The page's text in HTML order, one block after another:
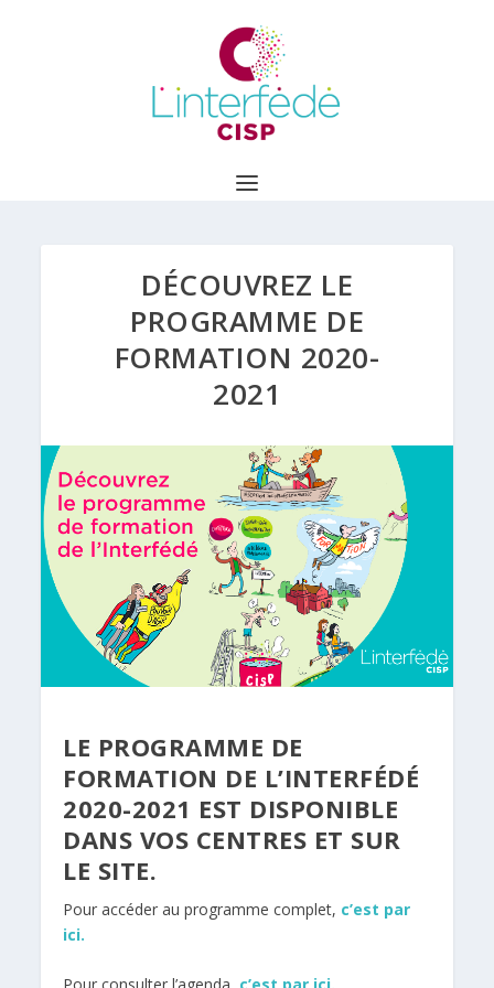
DÉCOUVREZ LE
PROGRAMME DE
FORMATION 2020-
2021
LE PROGRAMME DE
FORMATION DE L’INTERFÉDÉ
2020-2021 EST DISPONIBLE
DANS VOS CENTRES ET SUR
LE SITE.
Pour accéder au programme complet, c’est par
ici.